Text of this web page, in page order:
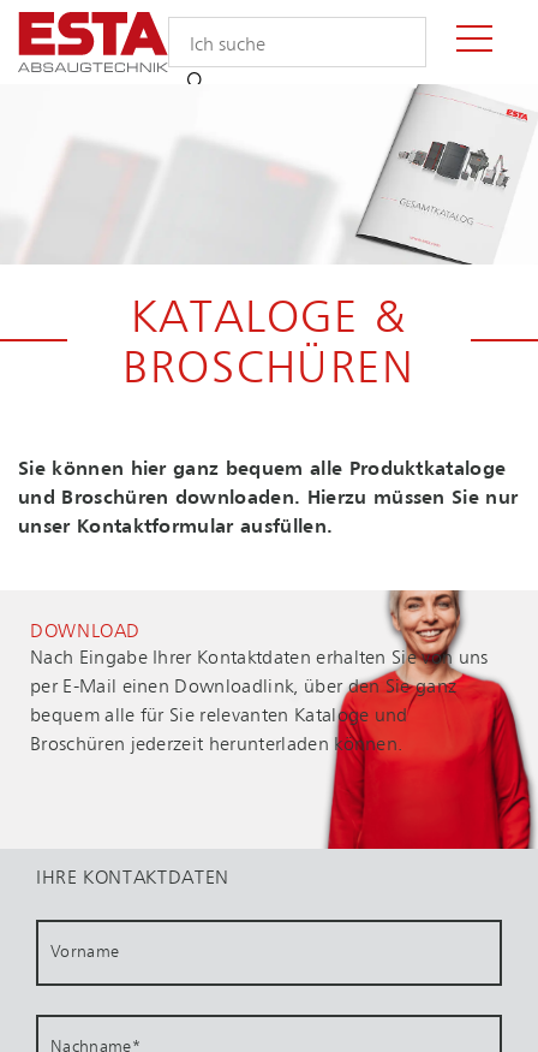
KATALOGE &
BROSCHÜREN
Sie können hier ganz bequem alle Produktkataloge
und Broschüren downloaden. Hierzu müssen Sie nur
unser Kontaktformular ausfüllen.
DOWNLOAD
Nach Eingabe Ihrer Kontaktdaten erhalten Sie von uns
per E-Mail einen Downloadlink, über den Sie ganz
bequem alle für Sie relevanten Kataloge und
Broschüren jederzeit herunterladen können.
IHRE KONTAKTDATEN
Vorname
Nachname*